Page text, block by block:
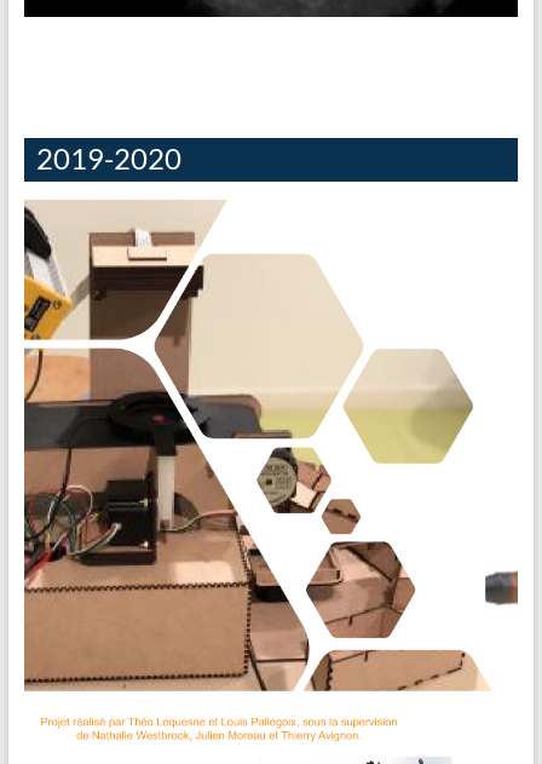
tomographie optique cohérente. Le travail a été débuté en
2018-2019. Sur leur poster ci-dessous, les élèves impliqués
listaient les améliorations à apporter au montage
2019-2020
[20-21] PIMS 03 • Vision industrielle